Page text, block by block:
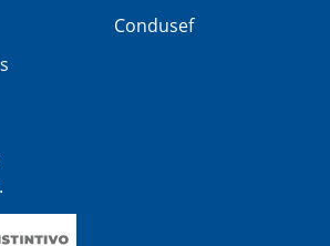
Condusef